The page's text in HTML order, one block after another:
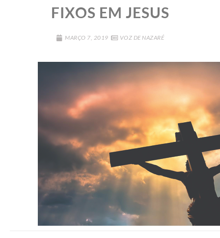
FIXOS EM JESUS
MARÇO 7, 2019 VOZ DE NAZARÉ